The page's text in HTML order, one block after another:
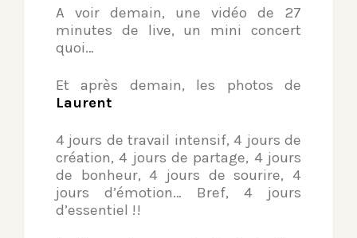
A voir demain, une vidéo de 27
minutes de live, un mini concert
quoi…
Et après demain, les photos de
Laurent
4 jours de travail intensif, 4 jours de
création, 4 jours de partage, 4 jours
de bonheur, 4 jours de sourire, 4
jours d’émotion… Bref, 4 jours
d’essentiel !!